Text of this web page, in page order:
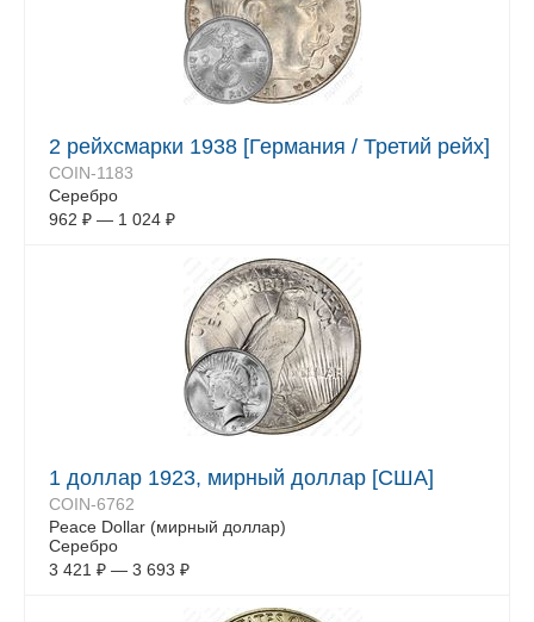
2 рейхсмарки 1938 [Германия / Третий рейх]
COIN-1183
Серебро
962 ₽ — 1 024 ₽
1 доллар 1923, мирный доллар [США]
COIN-6762
Peace Dollar (мирный доллар)
Серебро
3 421 ₽ — 3 693 ₽